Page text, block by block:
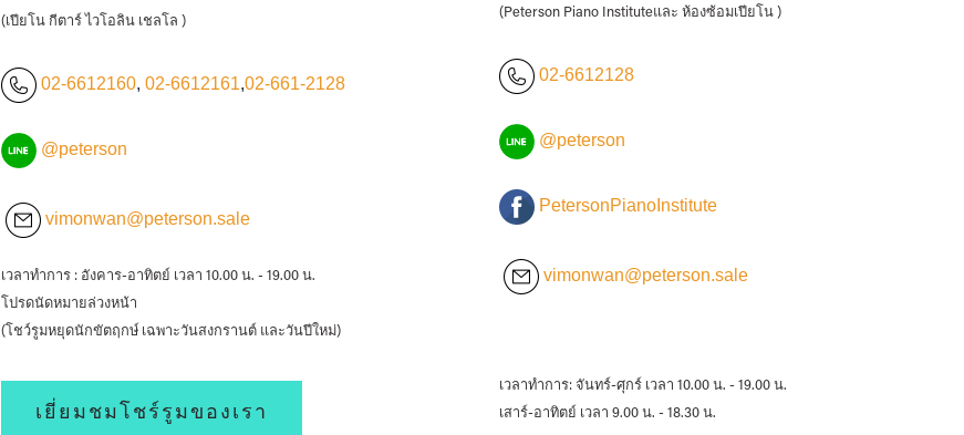
(เปียโน กีตาร์ ไวโอลิน เชลโล )
02-6612160, 02-6612161,02-661-2128
@peterson
vimonwan@peterson.sale
เวลาทำการ : อังคาร-อาทิตย์ เวลา 10.00 น. - 19.00 น.
โปรดนัดหมายล่วงหน้า
(โชว์รูมหยุดนักขัตฤกษ์ เฉพาะวันสงกรานต์ และวันปีใหม่)
เยี่ยมชมโชร์รูมของเรา
(Peterson Piano Instituteและ ห้องซ้อมเปียโน )
02-6612128
@peterson
PetersonPianoInstitute
vimonwan@peterson.sale
เวลาทำการ: จันทร์-ศุกร์ เวลา 10.00 น. - 19.00 น.
เสาร์-อาทิตย์ เวลา 9.00 น. - 18.30 น.